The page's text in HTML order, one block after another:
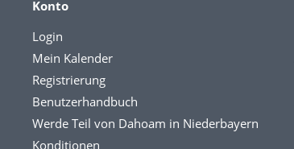
Konto
Login
Mein Kalender
Registrierung
Benutzerhandbuch
Werde Teil von Dahoam in Niederbayern
Konditionen